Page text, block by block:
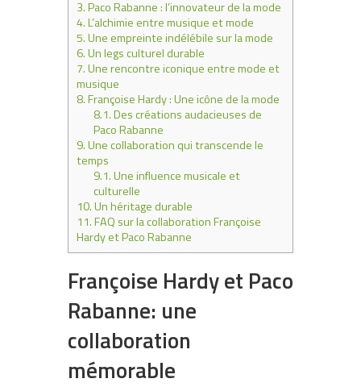
3.Paco Rabanne : l’innovateur de la mode
4.L’alchimie entre musique et mode
5.Une empreinte indélébile sur la mode
6.Un legs culturel durable
7.Une rencontre iconique entre mode et
musique
8.Françoise Hardy : Une icône de la mode
8.1.Des créations audacieuses de
Paco Rabanne
9.Une collaboration qui transcende le
temps
9.1.Une influence musicale et
culturelle
10.Un héritage durable
11.FAQ sur la collaboration Françoise
Hardy et Paco Rabanne
Françoise Hardy et Paco
Rabanne: une
collaboration
mémorable